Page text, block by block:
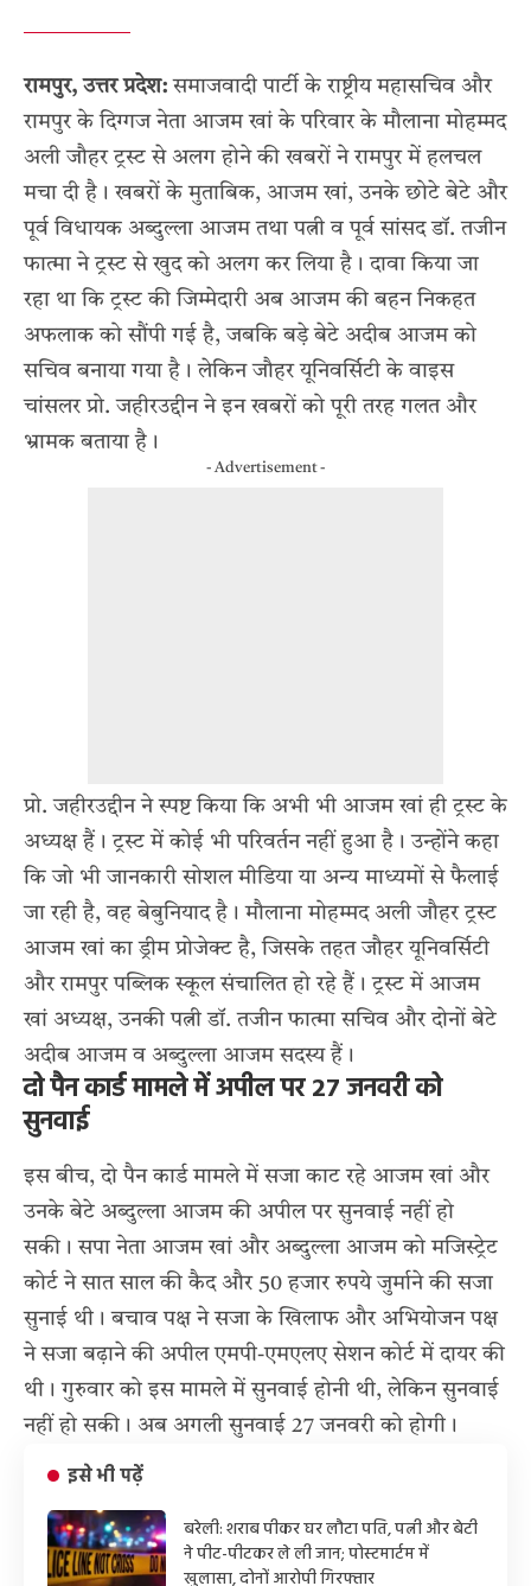
रामपुर, उत्तर प्रदेश: समाजवादी पार्टी के राष्ट्रीय महासचिव और
रामपुर के दिग्गज नेता आजम खां के परिवार के मौलाना मोहम्मद
अली जौहर ट्रस्ट से अलग होने की खबरों ने रामपुर में हलचल
मचा दी है। खबरों के मुताबिक, आजम खां, उनके छोटे बेटे और
पूर्व विधायक अब्दुल्ला आजम तथा पत्नी व पूर्व सांसद डॉ. तजीन
फात्मा ने ट्रस्ट से खुद को अलग कर लिया है। दावा किया जा
रहा था कि ट्रस्ट की जिम्मेदारी अब आजम की बहन निकहत
अफलाक को सौंपी गई है, जबकि बड़े बेटे अदीब आजम को
सचिव बनाया गया है। लेकिन जौहर यूनिवर्सिटी के वाइस
चांसलर प्रो. जहीरउद्दीन ने इन खबरों को पूरी तरह गलत और
भ्रामक बताया है।
- Advertisement -
प्रो. जहीरउद्दीन ने स्पष्ट किया कि अभी भी आजम खां ही ट्रस्ट के
अध्यक्ष हैं। ट्रस्ट में कोई भी परिवर्तन नहीं हुआ है। उन्होंने कहा
कि जो भी जानकारी सोशल मीडिया या अन्य माध्यमों से फैलाई
जा रही है, वह बेबुनियाद है। मौलाना मोहम्मद अली जौहर ट्रस्ट
आजम खां का ड्रीम प्रोजेक्ट है, जिसके तहत जौहर यूनिवर्सिटी
और रामपुर पब्लिक स्कूल संचालित हो रहे हैं। ट्रस्ट में आजम
खां अध्यक्ष, उनकी पत्नी डॉ. तजीन फात्मा सचिव और दोनों बेटे
अदीब आजम व अब्दुल्ला आजम सदस्य हैं।
दो पैन कार्ड मामले में अपील पर 27 जनवरी को
सुनवाई
इस बीच, दो पैन कार्ड मामले में सजा काट रहे आजम खां और
उनके बेटे अब्दुल्ला आजम की अपील पर सुनवाई नहीं हो
सकी। सपा नेता आजम खां और अब्दुल्ला आजम को मजिस्ट्रेट
कोर्ट ने सात साल की कैद और 50 हजार रुपये जुर्माने की सजा
सुनाई थी। बचाव पक्ष ने सजा के खिलाफ और अभियोजन पक्ष
ने सजा बढ़ाने की अपील एमपी-एमएलए सेशन कोर्ट में दायर की
थी। गुरुवार को इस मामले में सुनवाई होनी थी, लेकिन सुनवाई
नहीं हो सकी। अब अगली सुनवाई 27 जनवरी को होगी।
इसे भी पढ़ें
बरेली: शराब पीकर घर लौटा पति, पत्नी और बेटी
ने पीट-पीटकर ले ली जान; पोस्टमार्टम में
खुलासा, दोनों आरोपी गिरफ्तार